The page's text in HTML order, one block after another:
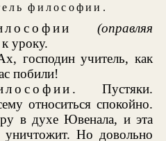
философии .
(оправляя
уроку.
господин учитель, как
побили!
. Пустяки.
относиться спокойно.
в духе Ювенала, и эта
уничтожит. Но довольно